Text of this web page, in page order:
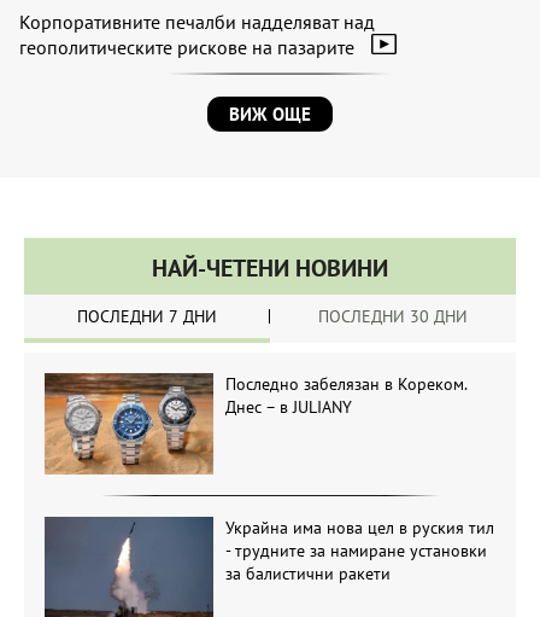
Корпоративните печалби надделяват над
геополитическите рискове на пазарите
ВИЖ ОЩЕ
НАЙ-ЧЕТЕНИ НОВИНИ
ПОСЛЕДНИ 7 ДНИ ПОСЛЕДНИ 30 ДНИ
Последно забелязан в Кореком.
Днес – в JULIANY
Украйна има нова цел в руския тил
- трудните за намиране установки
за балистични ракети